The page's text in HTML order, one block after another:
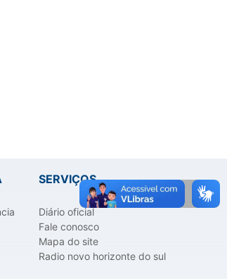
SERVIÇOS
Diário oficial
Fale conosco
Mapa do site
Radio novo horizonte do sul